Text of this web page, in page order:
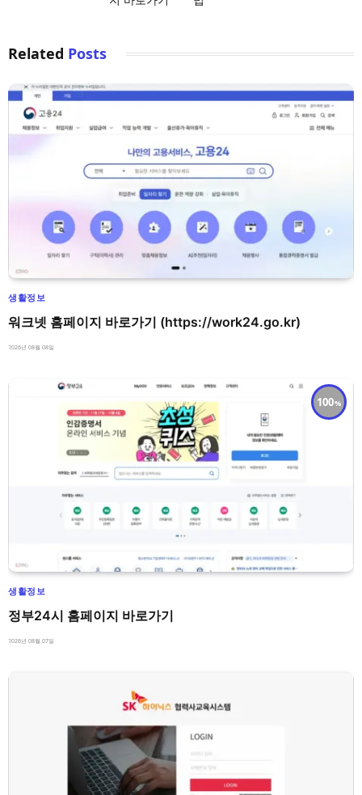
Related Posts
생활정보
워크넷 홈페이지 바로가기 (https://work24.go.kr)
2026년 08월 08일
100
생활정보
정부24시 홈페이지 바로가기
2026년 08월 07일